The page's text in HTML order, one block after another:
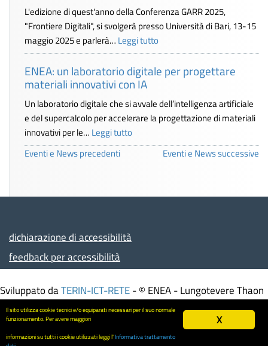
L'edizione di quest'anno della Conferenza GARR 2025,
"Frontiere Digitali", si svolgerà presso Università di Bari, 13-15
maggio 2025 e parlerà… Leggi tutto
ENEA: un laboratorio digitale per progettare
materiali innovativi con IA
Un laboratorio digitale che si avvale dell’intelligenza artificiale
e del supercalcolo per accelerare la progettazione di materiali
innovativi per le… Leggi tutto
Eventi e News successive
Eventi e News precedenti
dichiarazione di accessibilità
feedback per accessibilità
Sviluppato daTERIN-ICT-RETE - © ENEA - Lungotevere Thaon
di Revel, 76 - 00196 ROMA – Italia - Partita IVA
00985801000 - Codice Fiscale 01320740580
Informativa trattamento dati-Mappa del sito
X
Il sito utilizza cookie tecnici e/o equiparati necessari per il suo normale
funzionamento. Per avere maggiori
informazioni su tutti i cookie utilizzati leggi l'Informativa trattamento
Screen